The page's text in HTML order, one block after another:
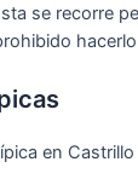
se recorre